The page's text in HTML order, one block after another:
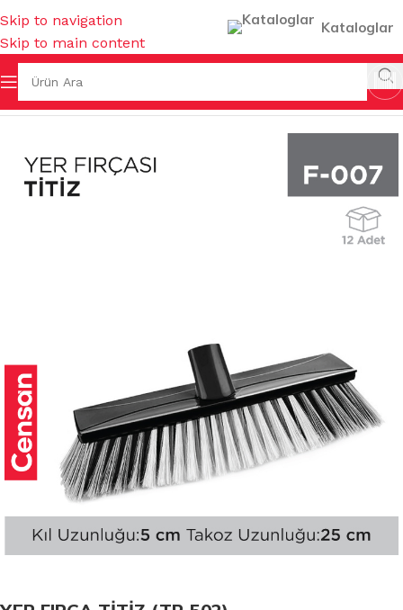
Skip to navigation
Skip to main content
Kataloglar
Ana Sayfa